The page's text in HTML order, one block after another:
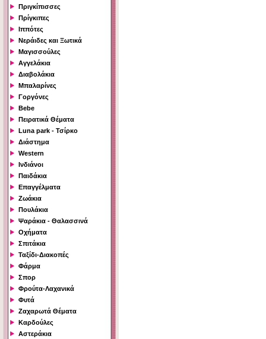
Πριγκίπισσες
Πρίγκιπες
Ιππότες
Νεράιδες και Ξωτικά
Μαγισσούλες
Αγγελάκια
Διαβολάκια
Μπαλαρίνες
Γοργόνες
Bebe
Πειρατικά Θέματα
Luna park - Τσίρκο
Διάστημα
Western
Ινδιάνοι
Παιδάκια
Επαγγέλματα
Ζωάκια
Πουλάκια
Ψαράκια - Θαλασσινά
Οχήματα
Σπιτάκια
Ταξίδι-Διακοπές
Φάρμα
Σπορ
Φρούτα-Λαχανικά
Φυτά
Ζαχαρωτά Θέματα
Καρδούλες
Αστεράκια